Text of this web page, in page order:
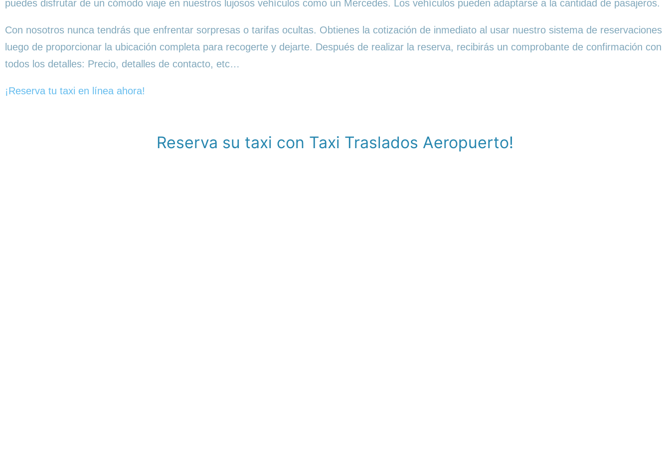
puedes disfrutar de un cómodo viaje en nuestros lujosos vehículos como un Mercedes. Los vehículos pueden adaptarse a la cantidad de pasajeros.
Con nosotros nunca tendrás que enfrentar sorpresas o tarifas ocultas. Obtienes la cotización de inmediato al usar nuestro sistema de reservaciones
luego de proporcionar la ubicación completa para recogerte y dejarte. Después de realizar la reserva, recibirás un comprobante de confirmación con
todos los detalles: Precio, detalles de contacto, etc…
¡Reserva tu taxi en línea ahora!
Reserva su taxi con Taxi Traslados Aeropuerto!